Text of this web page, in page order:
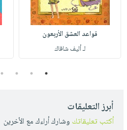
قواعد العشق الأربعون
لـ أليف شافاك
1
2
3
4
أبرز التعليقات
أكتب تعليقاتك وشارك أراءك مع الأخرين